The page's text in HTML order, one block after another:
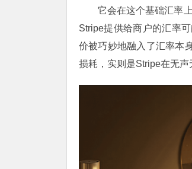
它会在这个基础汇率
Stripe提供给商户的汇率
价被巧妙地融入了汇率本
损耗，实则是Stripe在无声